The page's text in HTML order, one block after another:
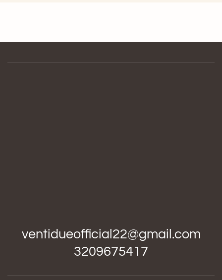
ventidueofficial22@gmail.com
3209675417